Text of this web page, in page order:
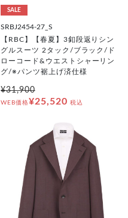
SALE
SRBJ2454-27_S
【RBC】【春夏】3釦段返りシン
グルスーツ 2タック/ブラック/ド
ローコード&ウエストシャーリン
グ/※パンツ裾上げ済仕様
¥31,900
WEB価格¥25,520 税込